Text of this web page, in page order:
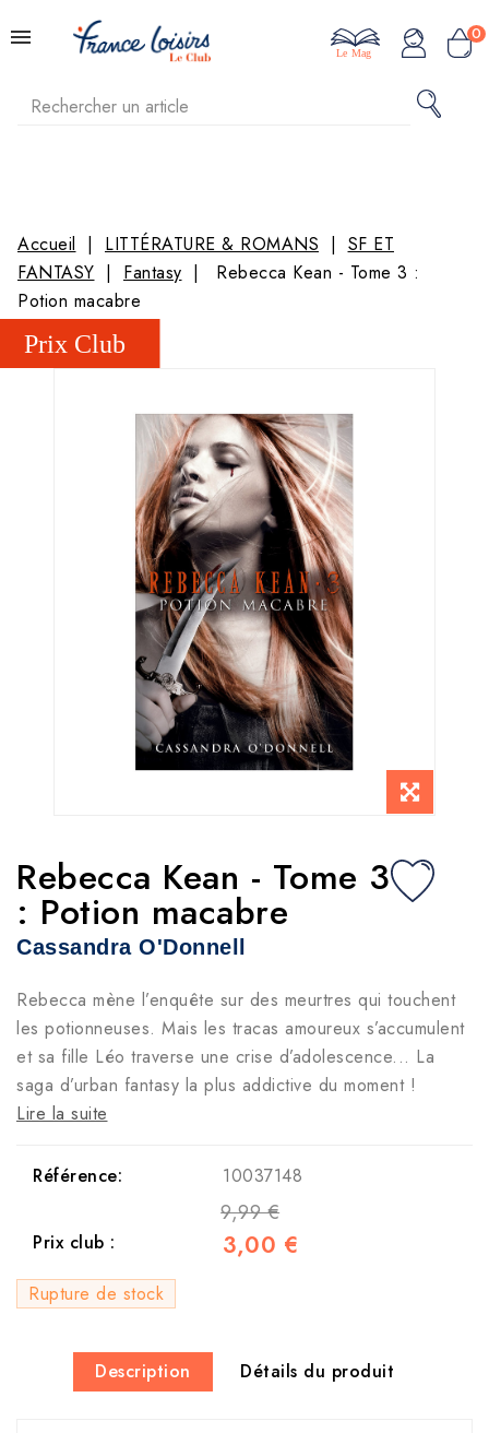
0
Le Mag
Accueil LITTÉRATURE & ROMANS
SF ET
FANTASY
Fantasy
Rebecca Kean - Tome 3 :
Potion macabre
Rebecca Kean - Tome 3
: Potion macabre
Cassandra O'Donnell
Rebecca mène l’enquête sur des meurtres qui touchent
les potionneuses. Mais les tracas amoureux s’accumulent
et sa fille Léo traverse une crise d’adolescence... La
saga d’urban fantasy la plus addictive du moment !
Lire la suite
Référence: 10037148
9,99 €
Prix club : 3,00 €
Rupture de stock
Description Détails du produit